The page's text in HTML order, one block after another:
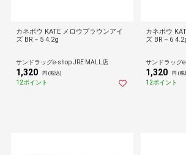
カネボウ KATE メロウブラウンアイ
ズ BR－5 4.2g
サンドラッグe-shop JRE MALL店
1,320 円 (税込)
12ポイント
カネボウ
ズ BR－6
サンドラッグ
1,320 円 (税
12ポイント